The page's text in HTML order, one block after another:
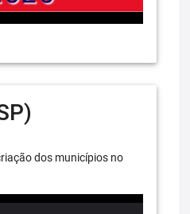
dos municípios no